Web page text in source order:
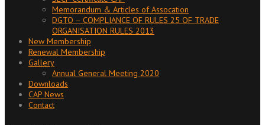
Memorandum & Articles of Assocation
DGTO – COMPLIANCE OF RULES 25 OF TRADE
ORGANISATION RULES 2013
New Membership
Renewal Membership
Gallery
Annual General Meeting 2020
Downloads
CAP News
Contact